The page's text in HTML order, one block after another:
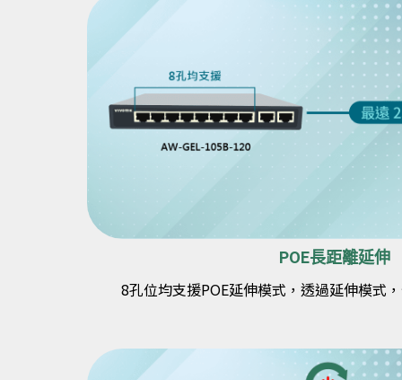
POE長距離延伸
8孔位均支援POE延伸模式，透過延伸模式